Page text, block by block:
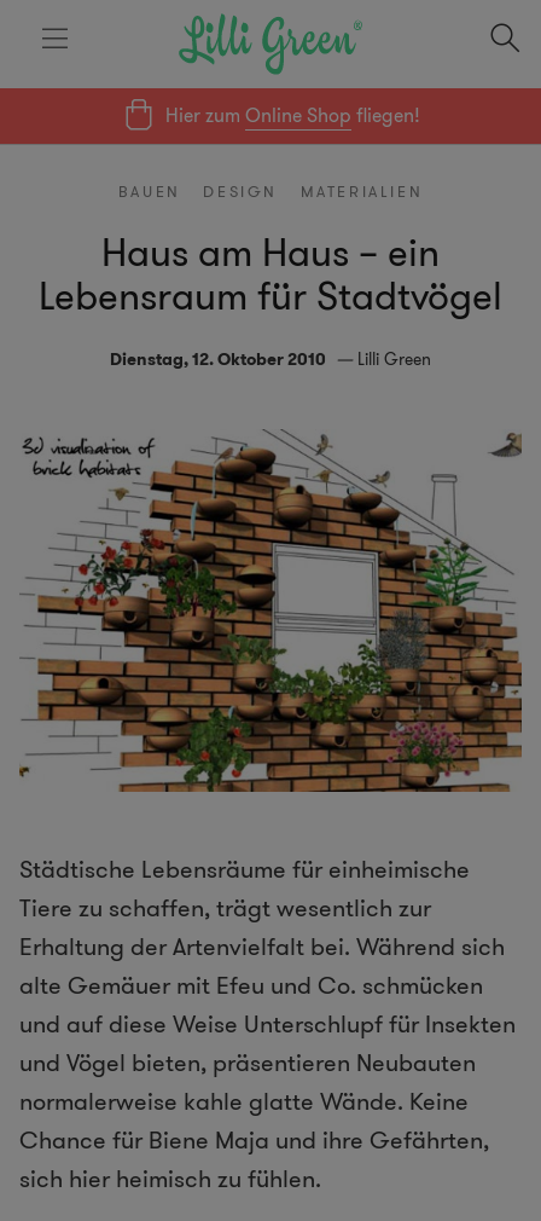
Hier zumOnline Shop fliegen!
BAUEN DESIGN MATERIALIEN
Haus am Haus – ein
Lebensraum für Stadtvögel
Dienstag, 12. Oktober 2010 Lilli Green
Städtische Lebensräume für einheimische
Tiere zu schaffen, trägt wesentlich zur
Erhaltung der Artenvielfalt bei. Während sich
alte Gemäuer mit Efeu und Co. schmücken
und auf diese Weise Unterschlupf für Insekten
und Vögel bieten, präsentieren Neubauten
normalerweise kahle glatte Wände. Keine
Chance für Biene Maja und ihre Gefährten,
sich hier heimisch zu fühlen.